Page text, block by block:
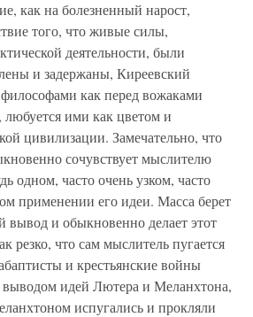
как на болезненный нарост,
того, что живые силы,
деятельности, были
и задержаны, Киреевский
как перед вожаками
ими как цветом и
цивилизации. Замечательно, что
сочувствует мыслителю
одном, часто очень узком, часто
применении его идеи. Масса берет
вывод и обыкновенно делает этот
резко, что сам мыслитель пугается
и крестьянские войны
идей Лютера и Меланхтона,
испугались и прокляли